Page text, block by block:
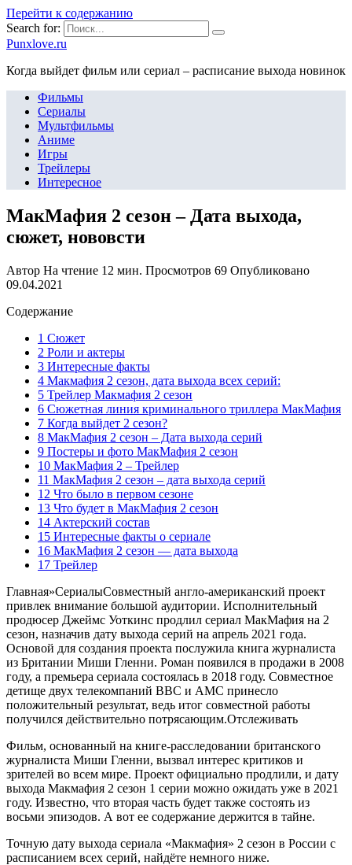
Перейти к содержанию
Search for:
Punxlove.ru
Когда выйдет фильм или сериал – расписание выхода новинок
Фильмы
Сериалы
Мультфильмы
Аниме
Игры
Трейлеры
Интересное
МакМафия 2 сезон – Дата выхода,
сюжет, нововсти
Автор На чтение 12 мин. Просмотров 69 Опубликовано
09.04.2021
Содержание
1 Сюжет
2 Роли и актеры
3 Интересные факты
4 Макмафия 2 сезон, дата выхода всех серий:
5 Трейлер Макмафия 2 сезон
6 Сюжетная линия криминального триллера МакМафия
7 Когда выйдет 2 сезон?
8 МакМафия 2 сезон – Дата выхода серий
9 Постеры и фото МакМафия 2 сезон
10 МакМафия 2 – Трейлер
11 МакМафия 2 сезон – дата выхода серий
12 Что было в первом сезоне
13 Что будет в МакМафия 2 сезон
14 Актерский состав
15 Интересные факты о сериале
16 МакМафия 2 сезон — дата выхода
17 Трейлер
Главная»СериалыСовместный англо-американский проект
привлек внимание большой аудитории. Исполнительный
продюсер Джеймс Уоткинс продлил сериал МакМафия на 2
сезон, назначив дату выхода серий на апрель 2021 года.
Основой для создания проекта послужила книга журналиста
из Британии Миши Гленни. Роман появился в продажи в 2008
году, а премьера сериала состоялась в 2018 году. Совместное
детище двух телекомпаний BBC и AMC принесло
положительный результат, ведь итог совместной работы
получился действительно потрясающим.Отслеживать
Фильм, основанный на книге-расследовании британского
журналиста Миши Гленни, вызвал интерес критиков и
зрителей во всем мире. Проект официально продлили, и дату
выхода Макмафия 2 сезон 1 серии можно ожидать уже в 2021
году. Известно, что вторая часть будет также состоять из
восьми эпизодов. А вот ее содержание держится в тайне.
Точную дату выхода сериала «Макмафия» 2 сезон в России с
расписанием всех серий, найдёте немного ниже.